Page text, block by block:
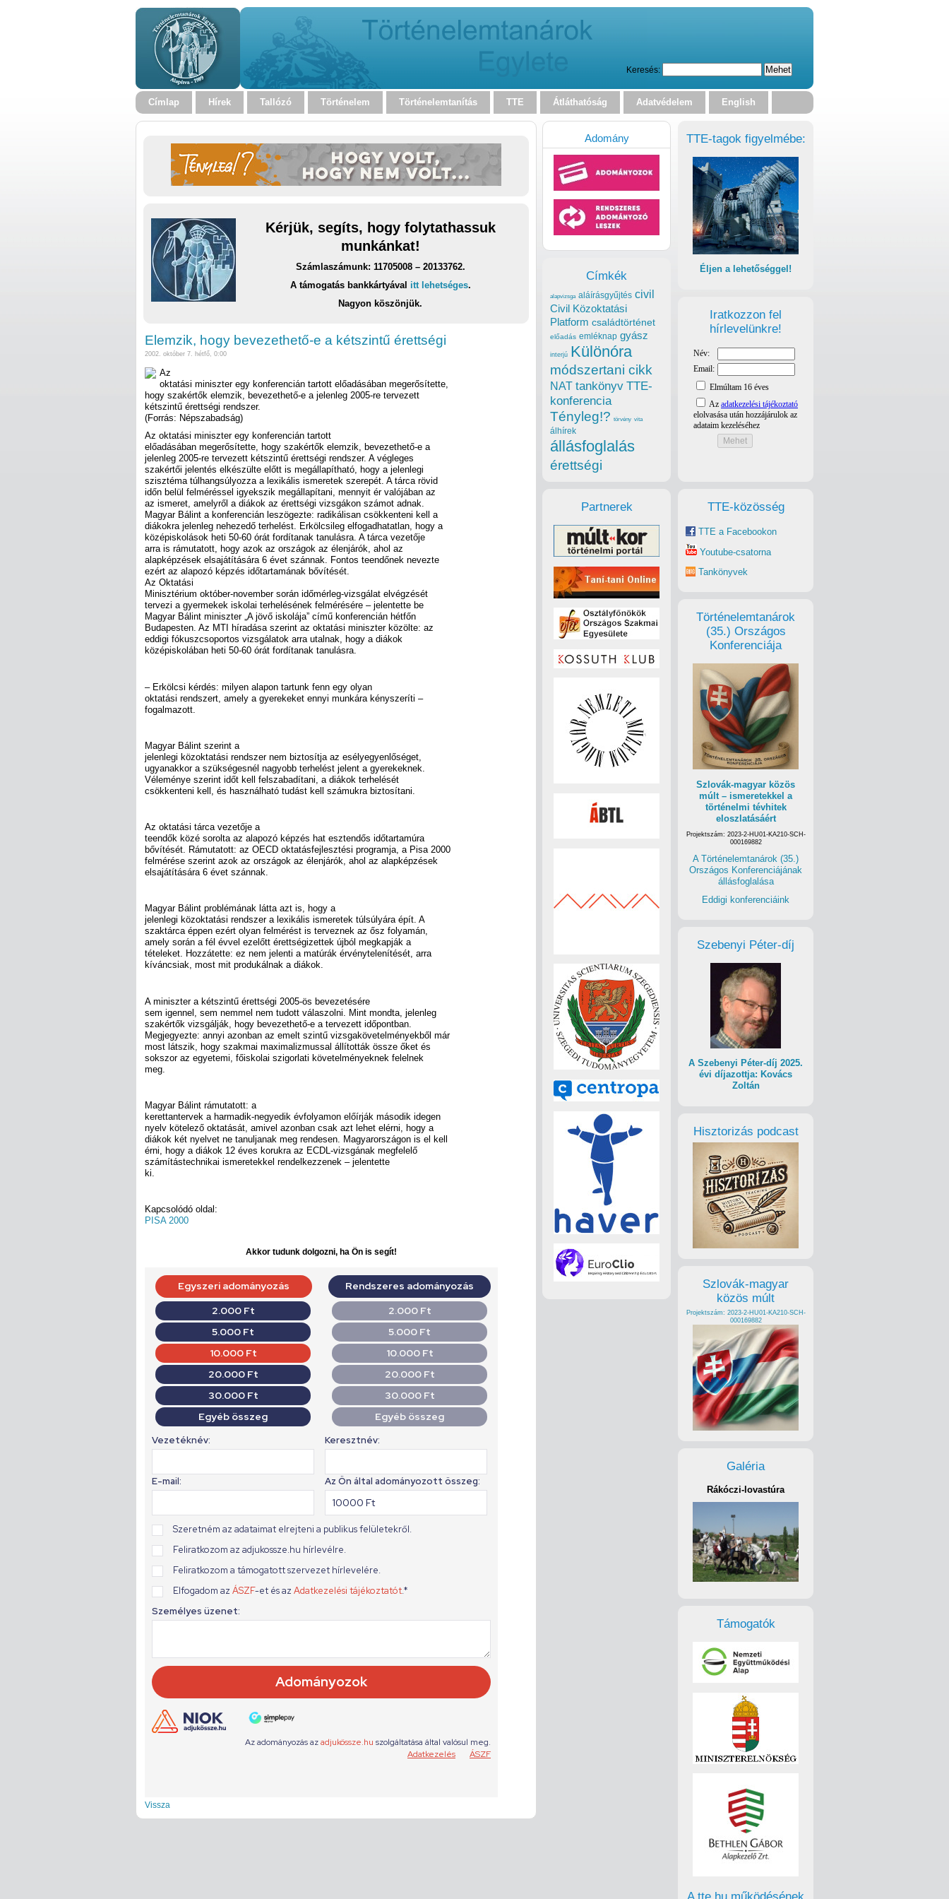
Keresés:
Címlap Hírek Tallózó Történelem Történelemtanítás TTE Átláthatóság Adatvédelem English
Kérjük, segíts, hogy folytathassuk
munkánkat!
Számlaszámunk: 11705008 – 20133762.
A támogatás bankkártyával itt lehetséges.
Nagyon köszönjük.
Elemzik, hogy bevezethető-e a kétszintű érettségi
2002. október 7. hétfő, 0:00
Az
oktatási miniszter egy konferencián tartott előadásában megerősítette,
hogy szakértők elemzik, bevezethető-e a jelenleg 2005-re tervezett
kétszintű érettségi rendszer.
(Forrás: Népszabadság)
Az oktatási miniszter egy konferencián tartott
előadásában megerősítette, hogy szakértők elemzik, bevezethető-e a
jelenleg 2005-re tervezett kétszintű érettségi rendszer. A végleges
szakértői jelentés elkészülte előtt is megállapítható, hogy a jelenlegi
szisztéma túlhangsúlyozza a lexikális ismeretek szerepét. A tárca rövid
időn belül felméréssel igyekszik megállapítani, mennyit ér valójában az
az ismeret, amelyről a diákok az érettségi vizsgákon számot adnak.
Magyar Bálint a konferencián leszögezte: radikálisan csökkenteni kell a
diákokra jelenleg nehezedő terhelést. Erkölcsileg elfogadhatatlan, hogy a
középiskolások heti 50-60 órát fordítanak tanulásra. A tárca vezetője
arra is rámutatott, hogy azok az országok az élenjárók, ahol az
alapképzések elsajátítására 6 évet szánnak. Fontos teendőnek nevezte
ezért az alapozó képzés időtartamának bővítését.
Az Oktatási
Minisztérium október-november során időmérleg-vizsgálat elvégzését
tervezi a gyermekek iskolai terhelésének felmérésére – jelentette be
Magyar Bálint miniszter „A jövő iskolája” című konferencián hétfőn
Budapesten. Az MTI híradása szerint az oktatási miniszter közölte: az
eddigi fókuszcsoportos vizsgálatok arra utalnak, hogy a diákok
középiskolában heti 50-60 órát fordítanak tanulásra.
– Erkölcsi kérdés: milyen alapon tartunk fenn egy olyan
oktatási rendszert, amely a gyerekeket ennyi munkára kényszeríti –
fogalmazott.
Magyar Bálint szerint a
jelenlegi közoktatási rendszer nem biztosítja az esélyegyenlőséget,
ugyanakkor a szükségesnél nagyobb terhelést jelent a gyerekeknek.
Véleménye szerint időt kell felszabadítani, a diákok terhelését
csökkenteni kell, és használható tudást kell számukra biztosítani.
Az oktatási tárca vezetője a
teendők közé sorolta az alapozó képzés hat esztendős időtartamúra
bővítését. Rámutatott: az OECD oktatásfejlesztési programja, a Pisa 2000
felmérése szerint azok az országok az élenjárók, ahol az alapképzések
elsajátítására 6 évet szánnak.
Magyar Bálint problémának látta azt is, hogy a
jelenlegi közoktatási rendszer a lexikális ismeretek túlsúlyára épít. A
szaktárca éppen ezért olyan felmérést is terveznek az ősz folyamán,
amely során a fél évvel ezelőtt érettségizettek újból megkapják a
tételeket. Hozzátette: ez nem jelenti a matúrák érvénytelenítését, arra
kíváncsiak, most mit produkálnak a diákok.
A miniszter a kétszintű érettségi 2005-ös bevezetésére
sem igennel, sem nemmel nem tudott válaszolni. Mint mondta, jelenleg
szakértők vizsgálják, hogy bevezethető-e a tervezett időpontban.
Megjegyezte: annyi azonban az emelt szintű vizsgakövetelményekből már
most látszik, hogy szakmai maximalizmussal állították össze őket és
sokszor az egyetemi, főiskolai szigorlati követelményeknek felelnek
meg.
Magyar Bálint rámutatott: a
kerettantervek a harmadik-negyedik évfolyamon előírják második idegen
nyelv kötelező oktatását, amivel azonban csak azt lehet elérni, hogy a
diákok két nyelvet ne tanuljanak meg rendesen. Magyarországon is el kell
érni, hogy a diákok 12 éves korukra az ECDL-vizsgának megfelelő
számítástechnikai ismeretekkel rendelkezzenek – jelentette
ki.
Kapcsolódó oldal:
PISA 2000
Akkor tudunk dolgozni, ha Ön is segít!
Vissza
TTE-tagok figyelmébe:
Éljen a lehetőséggel!
Iratkozzon fel
hírlevelünkre!
TTE-közösség
TTE a Facebookon
Youtube-csatorna
Tankönyvek
Történelemtanárok
(35.) Országos
Konferenciája
Szlovák-magyar közös
múlt – ismeretekkel a
történelmi tévhitek
eloszlatásáért
Projektszám: 2023-2-HU01-KA210-SCH-
000169882
A Történelemtanárok (35.)
Országos Konferenciájának
állásfoglalása
Eddigi konferenciáink
Szebenyi Péter-díj
A Szebenyi Péter-díj 2025.
évi díjazottja: Kovács
Zoltán
Hisztorizás podcast
Szlovák-magyar
közös múlt
Projektszám: 2023-2-HU01-KA210-SCH-
000169882
Galéria
Rákóczi-lovastúra
Támogatók
Adomány
Címkék
alapvizsga aláírásgyűjtés civil
Civil Közoktatási
Platform családtörténet
előadás emléknap gyász
interjú Különóra
módszertani cikk
NAT tankönyv TTE-
konferencia
Tényleg!? törvény vita
álhírek
állásfoglalás
érettségi
Partnerek